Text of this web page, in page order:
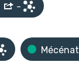
-
Mécénat